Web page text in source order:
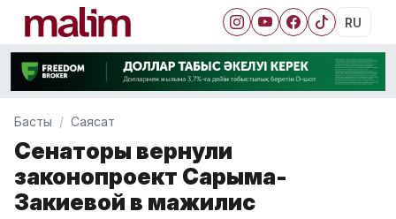
RU
Басты Саясат
Сенаторы вернули
законопроект Сарыма-
Закиевой в мажилис